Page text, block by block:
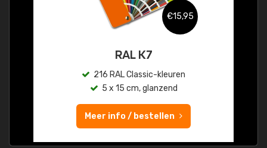
€15,95
RAL K7
216 RAL Classic-kleuren
5 x 15 cm, glanzend
Meer info / bestellen